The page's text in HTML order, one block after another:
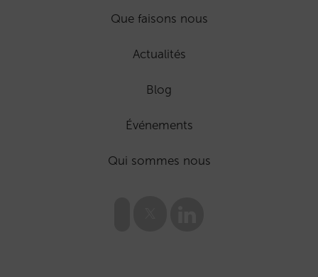
Que faisons nous
Actualités
Blog
Événements
Qui sommes nous